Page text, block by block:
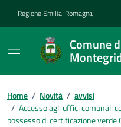
Regione Emilia-Romagna
Comune
Contenuti in
Home / Novità / avvisi
/ Accesso agli uffici comunali
possesso di certificazione verde